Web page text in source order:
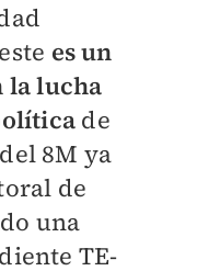
es un
la lucha
de
8M ya
de
una
TE-